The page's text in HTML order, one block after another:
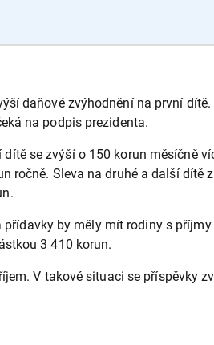
daňové zvýhodnění na první
na podpis prezidenta.
se zvýší o 150 korun měsíčně
Sleva na druhé a další dítě
by měly mít rodiny s
3 410 korun.
V takové situaci se příspěvky